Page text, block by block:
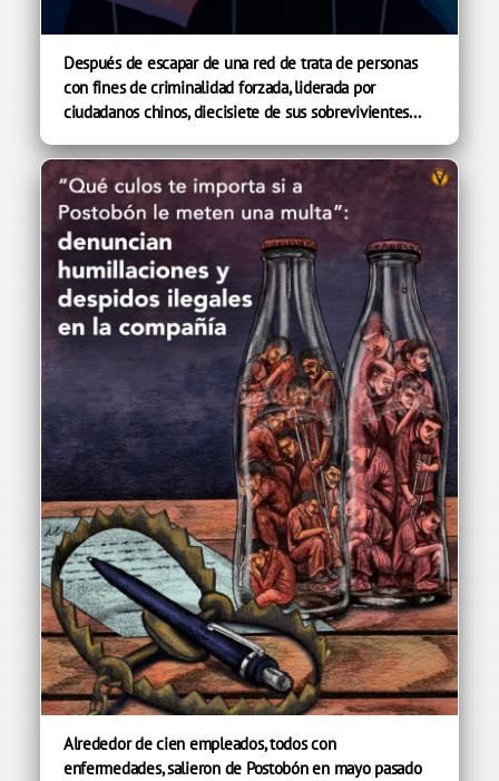
Después de escapar de una red de trata de personas
con fines de criminalidad forzada, liderada por
ciudadanos chinos, diecisiete de sus sobrevivientes...
Alrededor de cien empleados, todos con
enfermedades, salieron de Postobón en mayo pasado